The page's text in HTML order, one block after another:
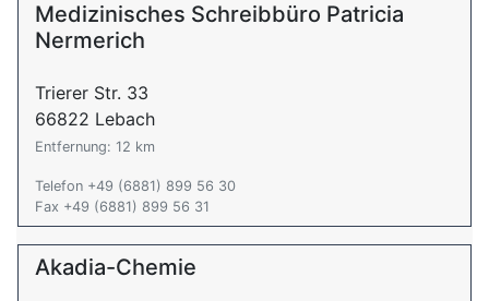
Medizinisches Schreibbüro Patricia
Nermerich
Trierer Str. 33
66822 Lebach
Entfernung: 12 km
Telefon +49 (6881) 899 56 30
Fax +49 (6881) 899 56 31
Akadia-Chemie